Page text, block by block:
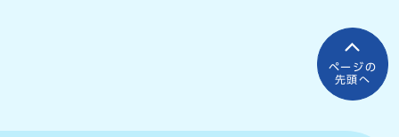
ページの
先頭へ